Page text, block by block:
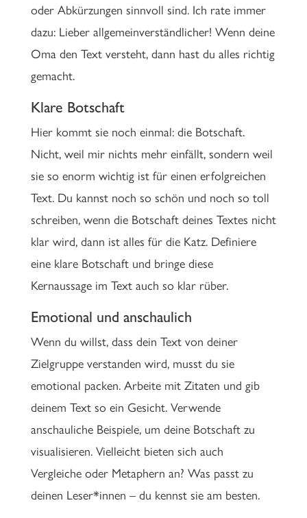
oder Abkürzungen sinnvoll sind. Ich rate immer
dazu: Lieber allgemeinverständlicher! Wenn deine
Oma den Text versteht, dann hast du alles richtig
gemacht.
Klare Botschaft
Hier kommt sie noch einmal: die Botschaft.
Nicht, weil mir nichts mehr einfällt, sondern weil
sie so enorm wichtig ist für einen erfolgreichen
Text. Du kannst noch so schön und noch so toll
schreiben, wenn die Botschaft deines Textes nicht
klar wird, dann ist alles für die Katz. Definiere
eine klare Botschaft und bringe diese
Kernaussage im Text auch so klar rüber.
Emotional und anschaulich
Wenn du willst, dass dein Text von deiner
Zielgruppe verstanden wird, musst du sie
emotional packen. Arbeite mit Zitaten und gib
deinem Text so ein Gesicht. Verwende
anschauliche Beispiele, um deine Botschaft zu
visualisieren. Vielleicht bieten sich auch
Vergleiche oder Metaphern an? Was passt zu
deinen Leser*innen – du kennst sie am besten.